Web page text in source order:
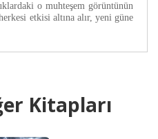
o muhteşem görüntünün
etkisi altına alır, yeni güne
Kitapları